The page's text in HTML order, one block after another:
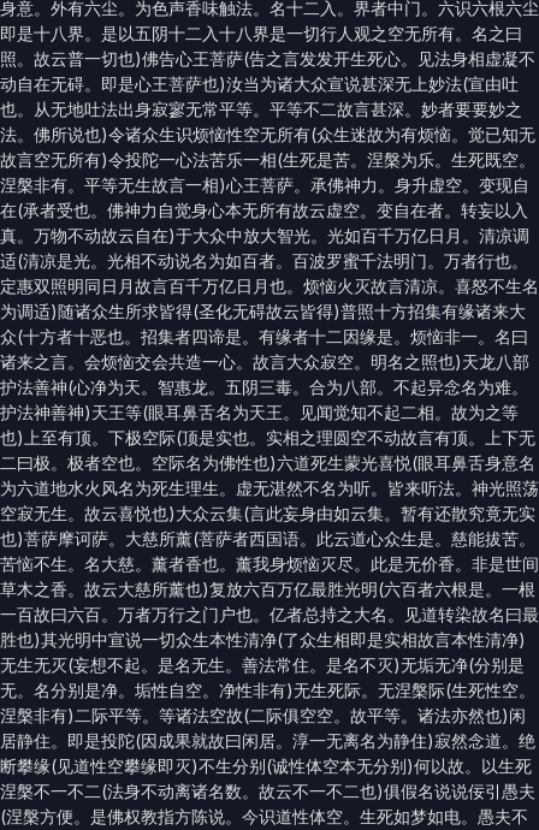
身意。外有六尘。为色声香味触法。名十二入。界者中门。六识六根六尘
即是十八界。是以五阴十二入十八界是一切行人观之空无所有。名之曰
照。故云普一切也)佛告心王菩萨(告之言发发开生死心。见法身相虚凝不
动自在无碍。即是心王菩萨也)汝当为诸大众宣说甚深无上妙法(宣由吐
也。从无地吐法出身寂寥无常平等。平等不二故言甚深。妙者要要妙之
法。佛所说也)令诸众生识烦恼性空无所有(众生迷故为有烦恼。觉已知无
故言空无所有)令投陀一心法苦乐一相(生死是苦。涅槃为乐。生死既空。
涅槃非有。平等无生故言一相)心王菩萨。承佛神力。身升虚空。变现自
在(承者受也。佛神力自觉身心本无所有故云虚空。变自在者。转妄以入
真。万物不动故云自在)于大众中放大智光。光如百千万亿日月。清凉调
适(清凉是光。光相不动说名为如百者。百波罗蜜千法明门。万者行也。
定惠双照明同日月故言百千万亿日月也。烦恼火灭故言清凉。喜怒不生名
为调适)随诸众生所求皆得(圣化无碍故云皆得)普照十方招集有缘诸来大
众(十方者十恶也。招集者四谛是。有缘者十二因缘是。烦恼非一。名曰
诸来之言。会烦恼交会共造一心。故言大众寂空。明名之照也)天龙八部
护法善神(心净为天。智惠龙。五阴三毒。合为八部。不起异念名为难。
护法神善神)天王等(眼耳鼻舌名为天王。见闻觉知不起二相。故为之等
也)上至有顶。下极空际(顶是实也。实相之理圆空不动故言有顶。上下无
二曰极。极者空也。空际名为佛性也)六道死生蒙光喜悦(眼耳鼻舌身意名
为六道地水火风名为死生理生。虚无湛然不名为听。皆来听法。神光照荡
空寂无生。故云喜悦也)大众云集(言此妄身由如云集。暂有还散究竟无实
也)菩萨摩诃萨。大慈所薰(菩萨者西国语。此云道心众生是。慈能拔苦。
苦恼不生。名大慈。薰者香也。薰我身烦恼灭尽。此是无价香。非是世间
草木之香。故云大慈所薰也)复放六百万亿最胜光明(六百者六根是。一根
一百故曰六百。万者万行之门户也。亿者总持之大名。见道转染故名曰最
胜也)其光明中宣说一切众生本性清净(了众生相即是实相故言本性清净)
无生无灭(妄想不起。是名无生。善法常住。是名不灭)无垢无净(分别是
无。名分别是净。垢性自空。净性非有)无生死际。无涅槃际(生死性空。
涅槃非有)二际平等。等诸法空故(二际俱空空。故平等。诸法亦然也)闲
居静住。即是投陀(因成果就故曰闲居。淳一无离名为静住)寂然念道。绝
断攀缘(见道性空攀缘即灭)不生分别(诚性体空本无分别)何以故。以生死
涅槃不一不二(法身不动离诸名数。故云不一不二也)俱假名说说佞引愚夫
(涅槃方便。是佛权教指方陈说。今识道性体空。生死如梦如电。愚夫不